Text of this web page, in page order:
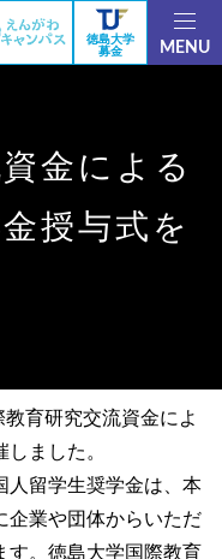
徳島大学
募金
MENU
金による
授与式を
育研究交流資金によ
ました。
留学生奨学金は、本
企業や団体からいただ
す。徳島大学国際教育